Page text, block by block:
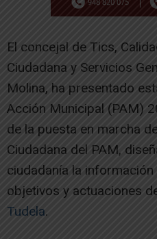
El concejal de Tics,
Ciudadana y Servicios
Molina, ha presentado
Acción Municipal (PAM)
de la puesta en marcha
Ciudadana del PAM,
ciudadanía la
objetivos y actuaciones
Tudela.